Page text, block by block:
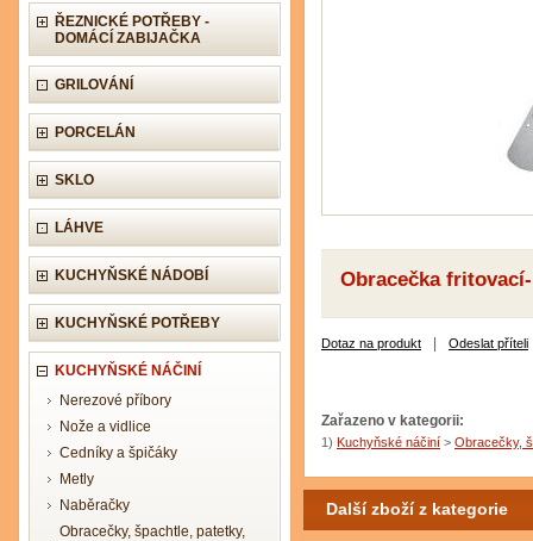
ŘEZNICKÉ POTŘEBY -
DOMÁCÍ ZABIJAČKA
GRILOVÁNÍ
PORCELÁN
SKLO
LÁHVE
KUCHYŇSKÉ NÁDOBÍ
KUCHYŇSKÉ POTŘEBY
KUCHYŇSKÉ NÁČINÍ
Nerezové příbory
Nože a vidlice
Cedníky a špičáky
Metly
Naběračky
Obracečky, špachtle, patetky,
Obracečka
Dotaz na produkt Odeslat příteli
Zařazeno v kategorii:
1) Kuchyňské náčiní > Obracečky,
Další zboží z kategorie